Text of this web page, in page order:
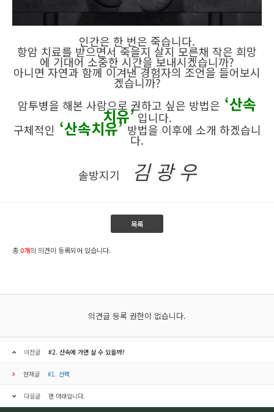
인간은 한 번은 죽습니다.
항암 치료를 받으면서 죽을지 살지 모른채 작은 희망
에 기대어 소중한 시간을 보내시겠습니까?
아니면 자연과 함께 이겨낸 경험자의 조언을 들어보시
겠습니까?
암투병을 해본 사람으로 권하고 싶은 방법은 ‘산속
치유’ 입니다.
구체적인 ‘산속치유’방법을 이후에 소개 하겠습니
다.
솔방지기 김 광 우
목록
총 0개의 의견이 등록되어 있습니다.
의견글 등록 권한이 없습니다.
이전글 #2. 산속에 가면 살 수 있을까?
현재글 #1. 선택
다음글 맨 아래입니다.